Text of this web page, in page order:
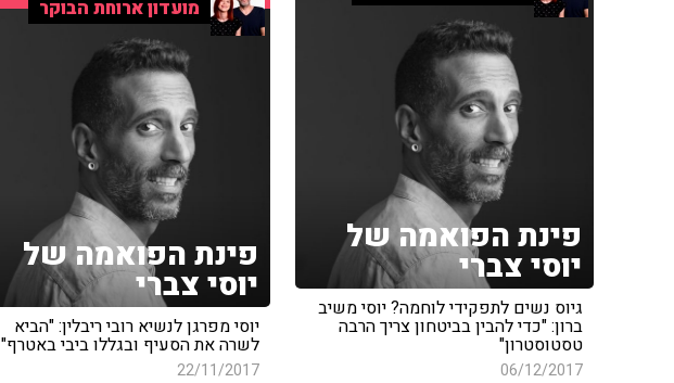
פינת הפואמה של
יוסי צברי
גיוס נשים לתפקידי לוחמה? יוסי משיב
ברון: "כדי להבין בביטחון צריך הרבה
טסטוסטרון"
06/12/2017
מועדון ארוחת הבוקר
פינת הפואמה של
יוסי צברי
יוסי מפרגן לנשיא רובי ריבלין: "הביא
לשרה את הסעיף ובגללו ביבי באטרף"
22/11/2017